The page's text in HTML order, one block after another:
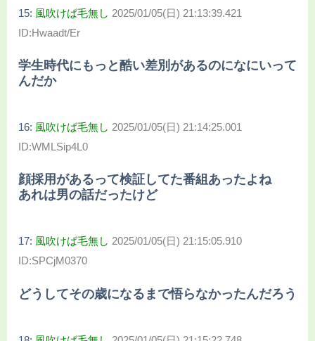
15: 風吹けば毛無し 2025/01/05(日) 21:13:39.421
ID:Hwaadt/Er
学生時代にもっと酷い差別があるのになにいって
んだか
16: 風吹けば毛無し 2025/01/05(日) 21:14:25.001
ID:WMLSip4L0
顔採用があるって検証してた番組あったよね
あれは男の話だったけど
17: 風吹けば毛無し 2025/01/05(日) 21:15:05.910
ID:SPCjM0370
どうしてその歳になるまで悟らなかったんだろう